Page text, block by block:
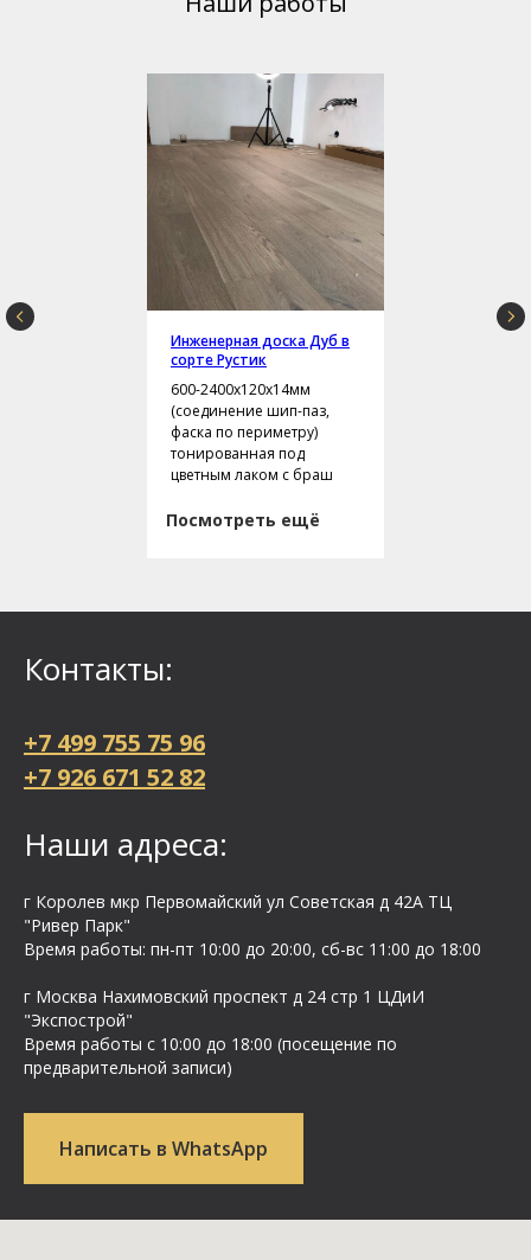
Инженерная доска Дуб в
сорте Рустик
600-2400х120х14мм
(соединение шип-паз,
фаска по периметру)
тонированная под
цветным лаком с браш
Посмотреть ещё
Контакты:
+7 499 755 75 96
+7 926 671 52 82
Наши адреса:
г Королев мкр Первомайский ул Cоветская д 42А ТЦ
"Ривер Парк"
Время работы: пн-пт 10:00 до 20:00, сб-вс 11:00 до 18:00
г Москва Нахимовский проспект д 24 стр 1 ЦДиИ
"Экспострой"
Время работы с 10:00 до 18:00 (посещение по
предварительной записи)
Написать в WhatsApp